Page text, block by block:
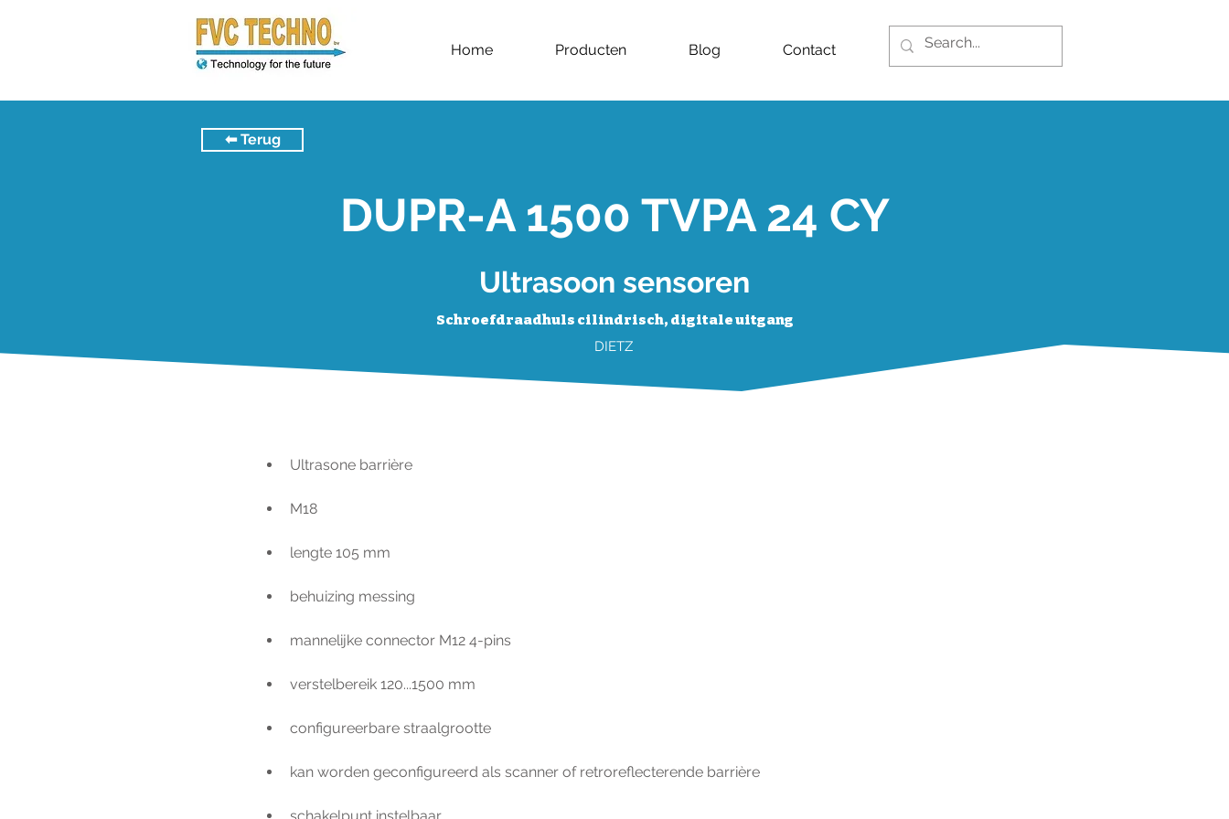
Home Producten Blog Contact
⬅︎ Terug
Ultrasoon sensoren
Schroefdraadhuls cilindrisch, digitale uitgang
DIETZ
Ultrasone barrière
M18
lengte 105 mm
behuizing messing
mannelijke connector M12 4-pins
verstelbereik 120...1500 mm
configureerbare straalgrootte
kan worden geconfigureerd als scanner of retroreflecterende barrière
DUPR-A 1500 TVPA 24 CY